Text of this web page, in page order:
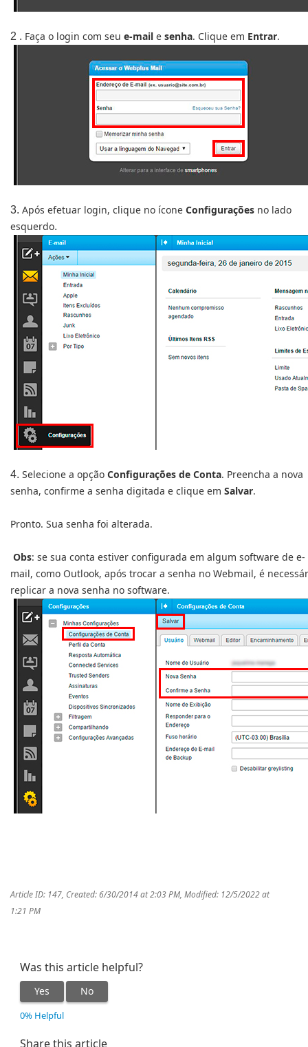
2 . Faça o login com seu e-mail e senha. Clique em Entrar.
3. Após efetuar login, clique no ícone Configurações no lado
esquerdo.
4. Selecione a opção Configurações de Conta. Preencha a nova
senha, confirme a senha digitada e clique em Salvar.
Pronto. Sua senha foi alterada.
Obs: se sua conta estiver configurada em algum software de e-
mail, como Outlook, após trocar a senha no Webmail, é
replicar a nova senha no software.
Article ID: 147, Created: 6/30/2014 at 2:03 PM, Modified: 12/5/2022 at
1:21 PM
Was this article helpful?
Yes No
0% Helpful
Share this article